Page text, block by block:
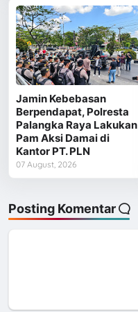
Jamin Kebebasan
Berpendapat, Polresta
Palangka Raya Lakukan
Pam Aksi Damai di
Kantor PT. PLN
07 August, 2026
Posting Komentar